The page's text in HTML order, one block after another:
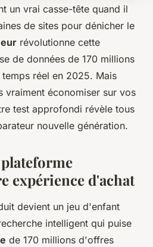
un vrai casse-tête quand il
de sites pour dénicher le
révolutionne cette
de données de 170 millions
réel en 2025. Mais
vraiment économiser sur vos
test approfondi révèle tous
nouvelle génération.
expérience d'achat
devient un jeu d'enfant
intelligent qui puise
de 170 millions d'offres